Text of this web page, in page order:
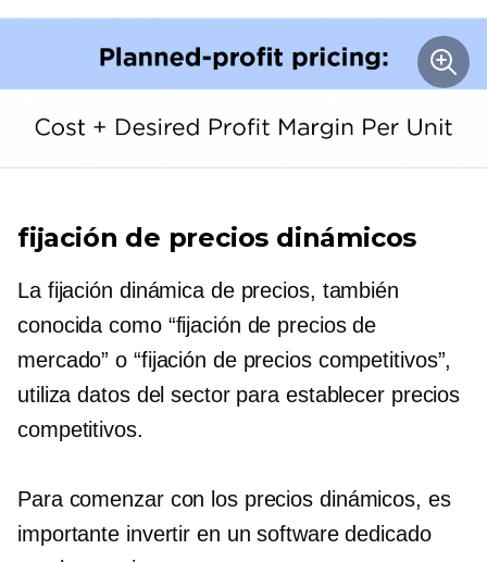
fijación de precios dinámicos
La fijación dinámica de precios, también
conocida como “fijación de precios de
mercado” o “fijación de precios competitivos”,
utiliza datos del sector para establecer precios
competitivos.
Para comenzar con los precios dinámicos, es
importante invertir en un software dedicado